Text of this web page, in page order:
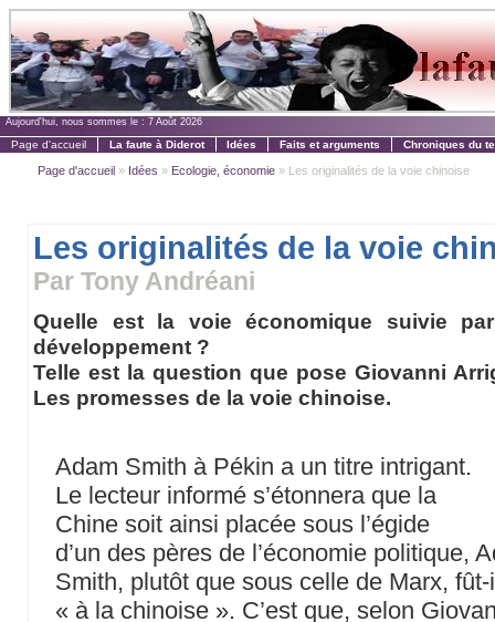
Aujourd'hui, nous sommes le : 7 Août 2026
Page d'accueil La faute à Diderot Idées Faits et arguments Chroniques du
Page d'accueil » Idées » Ecologie, économie » Les originalités de la voie chinoise
Les originalités de la voie
Par Tony Andréani
Quelle est la voie économique suivie
développement ?
Telle est la question que pose Giovanni
Les promesses de la voie chinoise.
Adam Smith à Pékin a un titre intrigant.
Le lecteur informé s’étonnera que la
Chine soit ainsi placée sous l’égide
d’un des pères de l’économie politique,
Smith, plutôt que sous celle de Marx,
« à la chinoise ». C’est que, selon